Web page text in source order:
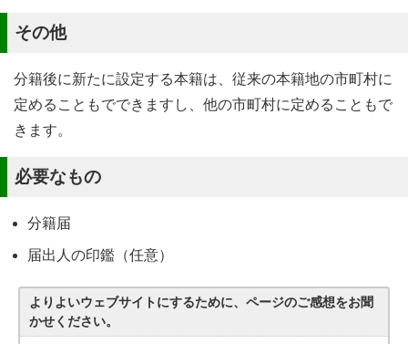
その他
分籍後に新たに設定する本籍は、従来の本籍地の市町村に
定めることもでできますし、他の市町村に定めることもで
きます。
必要なもの
分籍届
届出人の印鑑（任意）
よりよいウェブサイトにするために、ページのご感想をお聞
かせください。